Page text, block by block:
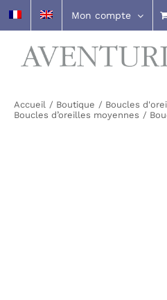
Passer
au
contenu
Mon compte
Accueil Boutique
Boucles
Boucles d’oreilles moyennes